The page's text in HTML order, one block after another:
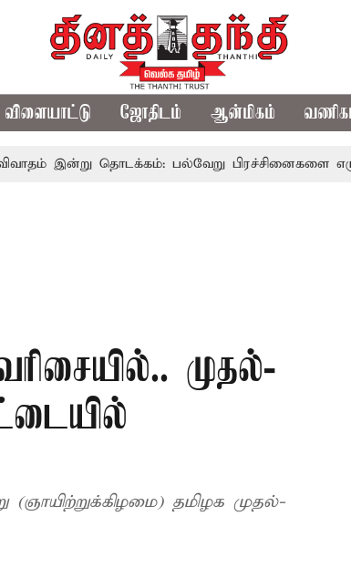
விளையாட்டு ஜோதிடம் ஆன்மிகம்
தொடக்கம்: பல்வேறு பிரச்சினைகளை எழுப்ப
முதல்-
தமிழக முதல்-